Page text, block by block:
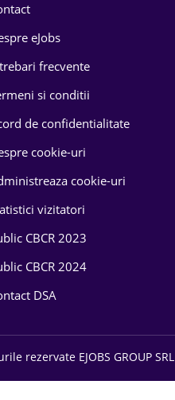
eJobs
frecvente
si conditii
de confidentialitate
cookie-uri
cookie-uri
vizitatori
CBCR 2023
CBCR 2024
DSA
rezervate EJOBS GROUP SRL